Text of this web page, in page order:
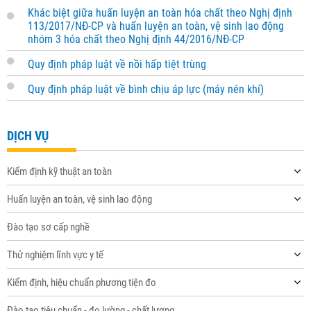
Khác biệt giữa huấn luyện an toàn hóa chất theo Nghị định
113/2017/NĐ-CP và huấn luyện an toàn, vệ sinh lao động
nhóm 3 hóa chất theo Nghị định 44/2016/NĐ-CP
Quy định pháp luật về nồi hấp tiệt trùng
Quy định pháp luật về bình chịu áp lực (máy nén khí)
DỊCH VỤ
Kiểm định kỹ thuật an toàn
Huấn luyện an toàn, vệ sinh lao động
Đào tạo sơ cấp nghề
Thử nghiệm lĩnh vực y tế
Kiểm định, hiệu chuẩn phương tiện đo